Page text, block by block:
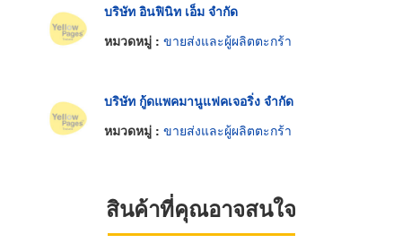
บริษัท อินฟินิท เอ็ม จำกัด
หมวดหมู่ : ขายส่งและผู้ผลิตตะกร้า
บริษัท กู้ดแพคมานูแฟคเจอริ่ง จำกัด
หมวดหมู่ : ขายส่งและผู้ผลิตตะกร้า
สินค้าที่คุณอาจสนใจ